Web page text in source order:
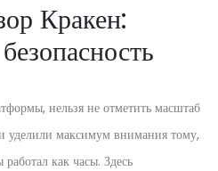
Кракен:
нельзя не отметить масштаб
уделили максимум внимания тому,
как часы. Здесь